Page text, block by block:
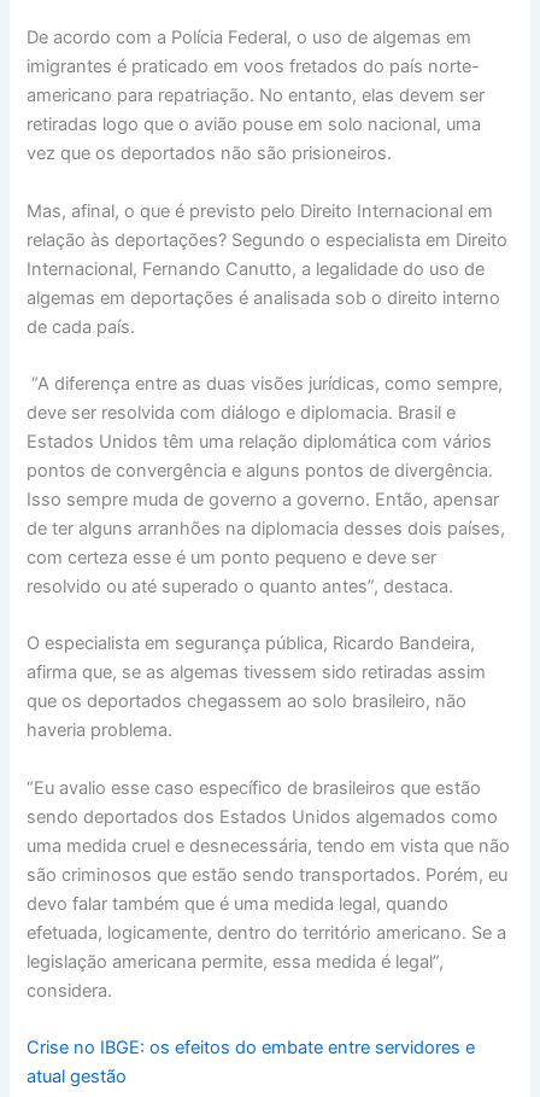
De acordo com a Polícia Federal, o uso de algemas em
imigrantes é praticado em voos fretados do país norte-
americano para repatriação. No entanto, elas devem ser
retiradas logo que o avião pouse em solo nacional, uma
vez que os deportados não são prisioneiros.
Mas, afinal, o que é previsto pelo Direito Internacional em
relação às deportações? Segundo o especialista em Direito
Internacional, Fernando Canutto, a legalidade do uso de
algemas em deportações é analisada sob o direito interno
de cada país.
“A diferença entre as duas visões jurídicas, como sempre,
deve ser resolvida com diálogo e diplomacia. Brasil e
Estados Unidos têm uma relação diplomática com vários
pontos de convergência e alguns pontos de divergência.
Isso sempre muda de governo a governo. Então, apensar
de ter alguns arranhões na diplomacia desses dois países,
com certeza esse é um ponto pequeno e deve ser
resolvido ou até superado o quanto antes”, destaca.
O especialista em segurança pública, Ricardo Bandeira,
afirma que, se as algemas tivessem sido retiradas assim
que os deportados chegassem ao solo brasileiro, não
haveria problema.
“Eu avalio esse caso específico de brasileiros que estão
sendo deportados dos Estados Unidos algemados como
uma medida cruel e desnecessária, tendo em vista que não
são criminosos que estão sendo transportados. Porém, eu
devo falar também que é uma medida legal, quando
efetuada, logicamente, dentro do território americano. Se a
legislação americana permite, essa medida é legal”,
considera.
Crise no IBGE: os efeitos do embate entre servidores e
atual gestão